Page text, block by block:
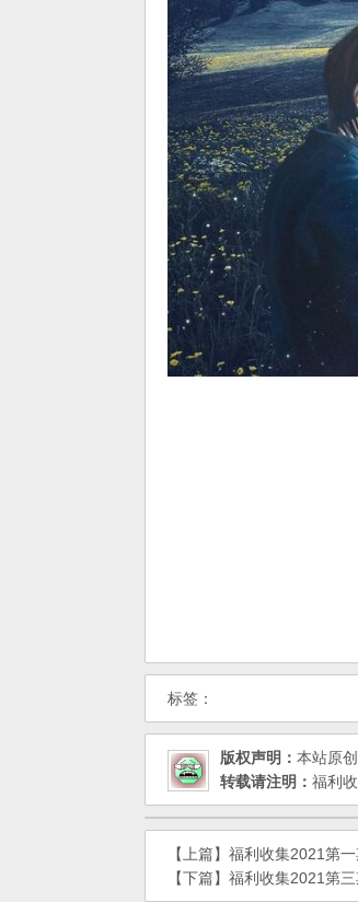
标签：
版权声明： 本站原
转载请注明： 福利
【上篇】 福利收集2021第
【下篇】 福利收集2021第